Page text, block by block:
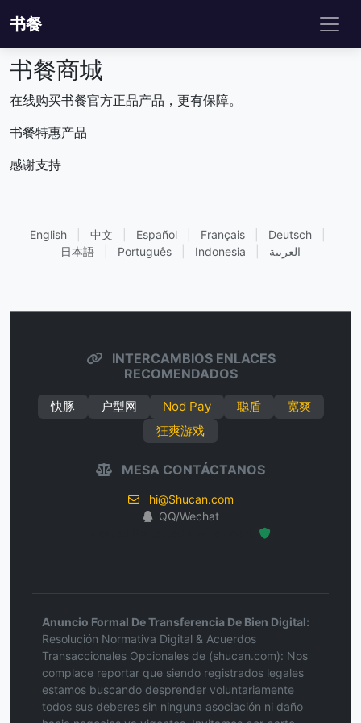
书餐
书餐商城
在线购买书餐官方正品产品，更有保障。
书餐特惠产品
感谢支持
English 中文 Español Français Deutsch
日本語
Português Indonesia العربية
INTERCAMBIOS ENLACES
RECOMENDADOS
快豚 户型网 Nod Pay 聪盾
宽爽
狂爽游戏
MESA CONTÁCTANOS
hi@Shucan.com
QQ/Wechat
Anuncio Formal De Transferencia De Bien Digital:
Resolución Normativa Digital & Acuerdos
Transaccionales Opcionales de (shucan.com): Nos
complace reportar que siendo registrados legales
estamos buscando desprender voluntariamente
todos sus deberes sin ninguna asociación ni daño